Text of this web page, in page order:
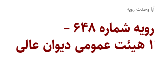
آرا وحدت رویه
رأی وحدت رویه شماره ۶۴۸ –
۱۳۷۸/۱۱/۲۶ هیئت عمومی دیوان عالی